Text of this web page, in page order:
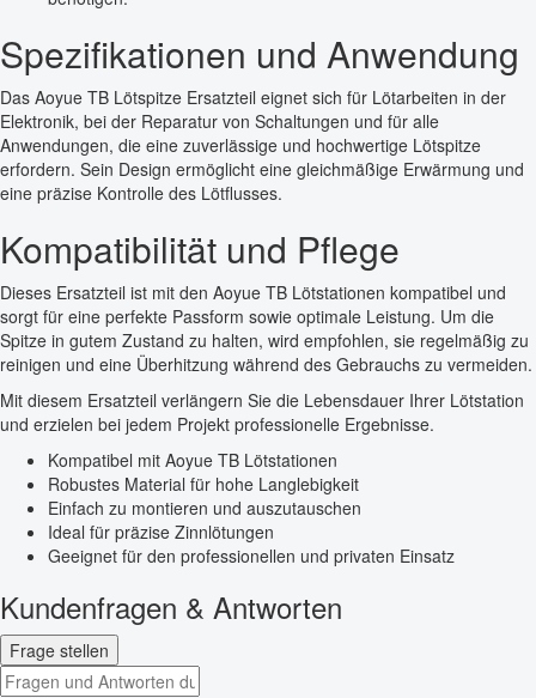
Spezifikationen und Anwendung
Das Aoyue TB Lötspitze Ersatzteil eignet sich für Lötarbeiten in der
Elektronik, bei der Reparatur von Schaltungen und für alle
Anwendungen, die eine zuverlässige und hochwertige Lötspitze
erfordern. Sein Design ermöglicht eine gleichmäßige Erwärmung und
eine präzise Kontrolle des Lötflusses.
Kompatibilität und Pflege
Dieses Ersatzteil ist mit den Aoyue TB Lötstationen kompatibel und
sorgt für eine perfekte Passform sowie optimale Leistung. Um die
Spitze in gutem Zustand zu halten, wird empfohlen, sie regelmäßig zu
reinigen und eine Überhitzung während des Gebrauchs zu vermeiden.
Mit diesem Ersatzteil verlängern Sie die Lebensdauer Ihrer Lötstation
und erzielen bei jedem Projekt professionelle Ergebnisse.
Kompatibel mit Aoyue TB Lötstationen
Robustes Material für hohe Langlebigkeit
Einfach zu montieren und auszutauschen
Ideal für präzise Zinnlötungen
Geeignet für den professionellen und privaten Einsatz
Kundenfragen & Antworten
Frage stellen